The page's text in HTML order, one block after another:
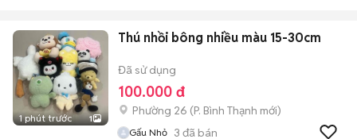
1 phút trước 1
Thú nhồi bông nhiều màu 15-30cm
Đã sử dụng
100.000 đ
Phường 26 (P. Bình Thạnh mới)
Gấu Nhỏ 3 đã bán